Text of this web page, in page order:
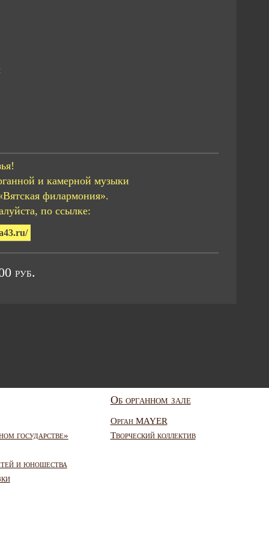
и камерной музыки
филармония».
по ссылке:
руб.
государстве»
и юношества
Об органном зале
Орган MAYER
Творческий коллектив